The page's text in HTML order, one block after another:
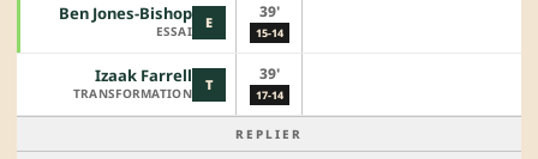
E
Ben Jones-Bishop
ESSAI
39'
15-14
T
Izaak Farrell
TRANSFORMATION
39'
17-14
REPLIER